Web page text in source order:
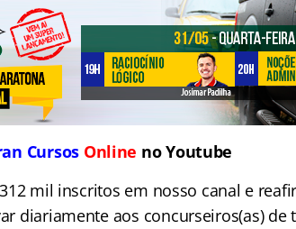
Cursos Online no Youtube
mil inscritos em nosso canal e
diariamente aos concurseiros(as) de